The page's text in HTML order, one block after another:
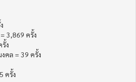
3,869 ครั้ง
ง
คล = 39 ครั้ง
ครั้ง